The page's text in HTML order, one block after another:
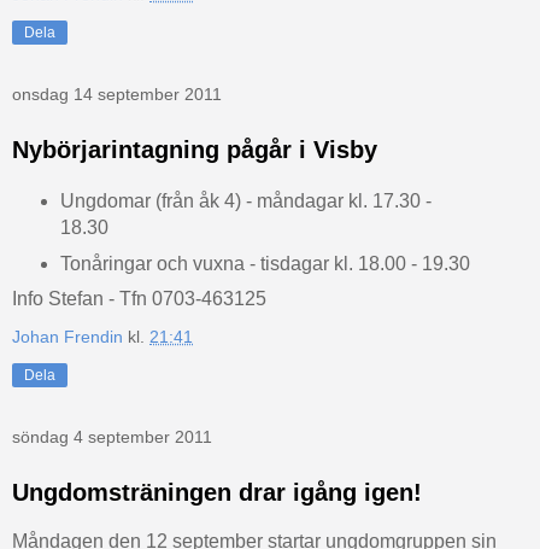
Dela
onsdag 14 september 2011
Nybörjarintagning pågår i Visby
Ungdomar (från åk 4) - måndagar kl. 17.30 -
18.30
Tonåringar och vuxna - tisdagar kl. 18.00 - 19.30
Info Stefan - Tfn 0703-463125
Johan Frendin kl. 21:41
Dela
söndag 4 september 2011
Ungdomsträningen drar igång igen!
Måndagen den 12 september startar ungdomgruppen sin